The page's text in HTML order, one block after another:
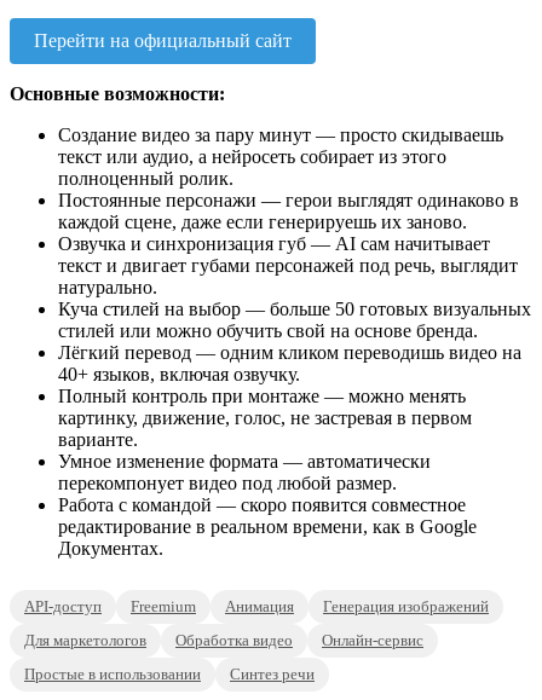
Перейти на официальный сайт
Основные возможности:
Создание видео за пару минут — просто скидываешь
текст или аудио, а нейросеть собирает из этого
полноценный ролик.
Постоянные персонажи — герои выглядят одинаково в
каждой сцене, даже если генерируешь их заново.
Озвучка и синхронизация губ — AI сам начитывает
текст и двигает губами персонажей под речь, выглядит
натурально.
Куча стилей на выбор — больше 50 готовых визуальных
стилей или можно обучить свой на основе бренда.
Лёгкий перевод — одним кликом переводишь видео на
40+ языков, включая озвучку.
Полный контроль при монтаже — можно менять
картинку, движение, голос, не застревая в первом
варианте.
Умное изменение формата — автоматически
перекомпонует видео под любой размер.
Работа с командой — скоро появится совместное
редактирование в реальном времени, как в Google
Документах.
API-доступ Freemium Анимация
Генерация изображений
Для маркетологов
Обработка видео
Онлайн-сервис
Простые в использовании
Синтез речи